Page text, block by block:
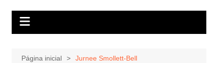
Página inicial Jurnee Smollett-Bell